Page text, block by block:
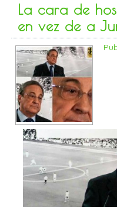
La cara de
en vez de a